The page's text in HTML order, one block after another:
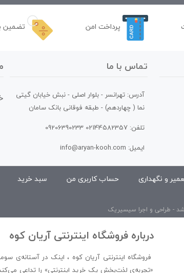
پرداخت امن تضمین
تماس با ما
آدرس: تهرانسر - بلوار اصلی - نبش خیابان گیتی
نما ( چهاردهم) - طبقه فوقانی بانک سامان
تلفن: 02144582357 09206390233
ایمیل: info@aryan-kooh.com
و نگهداری حساب کاربری من سبد خرید
- طراحی و اجرا سیسیریک
درباره فروشگاه اینترنتی آریان کوه
فروشگاه اینترنتی آریان کوه ، اینک در آستانه‌ی
«تجربه‌ی لذت‌بخش یک خرید اینترنتی» را تداعی